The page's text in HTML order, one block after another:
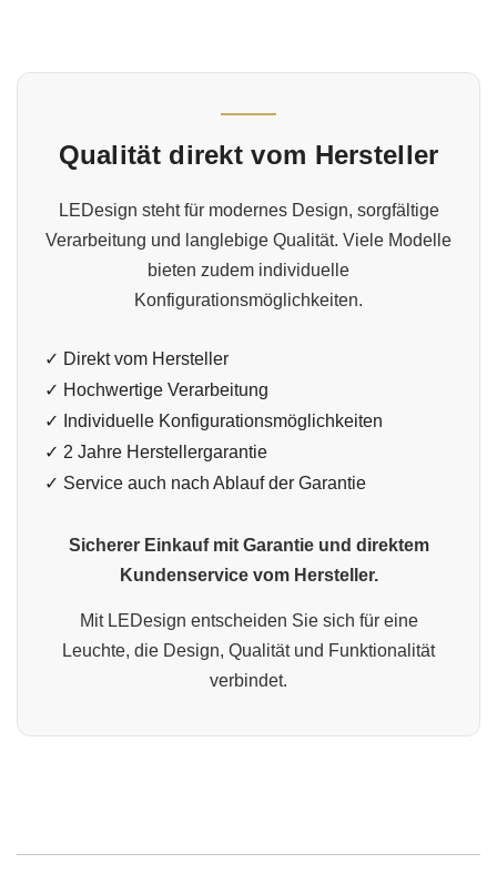
Qualität direkt vom Hersteller
LEDesign steht für modernes Design, sorgfältige
Verarbeitung und langlebige Qualität. Viele Modelle
bieten zudem individuelle
Konfigurationsmöglichkeiten.
✓ Direkt vom Hersteller
✓ Hochwertige Verarbeitung
✓ Individuelle Konfigurationsmöglichkeiten
✓ 2 Jahre Herstellergarantie
✓ Service auch nach Ablauf der Garantie
Sicherer Einkauf mit Garantie und direktem
Kundenservice vom Hersteller.
Mit LEDesign entscheiden Sie sich für eine
Leuchte, die Design, Qualität und Funktionalität
verbindet.